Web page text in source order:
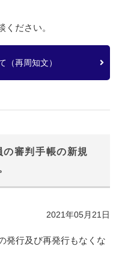
ださい。
（再周知文）
審判手帳の新規
2021年05月21日
発行及び再発行もなくな